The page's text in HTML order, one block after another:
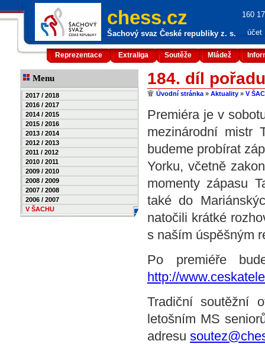
chess.cz
Šachový svaz České republiky z. s.
160
účet
Reprezentace Extraliga Soutěže Mládež
Menu
2017 / 2018
2016 / 2017
2014 / 2015
2015 / 2016
2013 / 2014
2012 / 2013
2011 / 2012
2010 / 2011
2009 / 2010
2008 / 2009
2007 / 2008
2006 / 2007
V ŠACHU
184. díl
Úvodní stránka » Aktuality » V
Premiéra je v
mezinárodní mistr
budeme probírat
Yorku, včetně
momenty zápasu
také do
natočili krátké
s naším úspěšným
Po premiéře
http://
Tradiční soutěžní
letošním MS
adresu